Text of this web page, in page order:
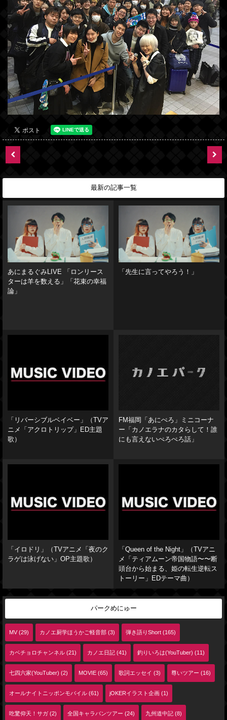
最新の記事一覧
あにまるぐみLIVE 「ロンリース
ターは羊を数える」「花束の幸福
論」
「先生に言ってやろう！」
「リバーシブルベイベー」（TVア
ニメ「アクロトリップ」ED主題
歌）
FM福岡「あにぺろ」ミニコーナ
ー「カノエラナのカタらして！誰
にも言えないぺろぺろ話」
「イロドリ」（TVアニメ「夜のク
ラゲは泳げない」OP主題歌）
「Queen of the Night」（TVアニ
メ「ティアムーン帝国物語〜〜断
頭台から始まる、姫の転生逆転ス
トーリー」EDテーマ曲）
パークめにゅー
MV (29) カノエ厨学ほうかご軽音部 (3) 弾き語りShort (165)
カベチョロチャンネル (21) カノエ日記 (41) 釣りいろは(YouTuber) (11)
七四六家(YouTuber) (2) MOVIE (65) 歌詞エッセイ (3) 尊いツアー (16)
オールナイトニッポンモバイル (61) jOKERイラスト企画 (1)
吃驚仰天！サガ (2) 全国キャラバンツアー (24) 九州道中記 (8)